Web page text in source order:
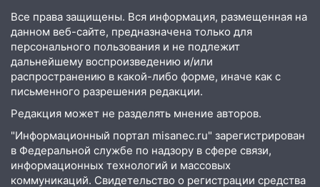
Соцсети: светофор упал на
машину во время сильного ливня в
Ульяновске
11:00 В Ульяновской области люди в
СНТ сидят без света
10:13
Прокуратура подвела итоги
недели в Ульяновской области
09:18 Из-за ливня заблокировано
движение трамваев в Ульяновске
Все права защищены. Вся информация, размещенная на
данном веб-сайте, предназначена только для
персонального пользования и не подлежит
дальнейшему воспроизведению и/или
распространению в какой-либо форме, иначе как с
письменного разрешения редакции.
Редакция может не разделять мнение авторов.
"Информационный портал misanec.ru" зарегистрирован
в Федеральной службе по надзору в сфере связи,
информационных технологий и массовых
коммуникаций. Свидетельство о регистрации средства